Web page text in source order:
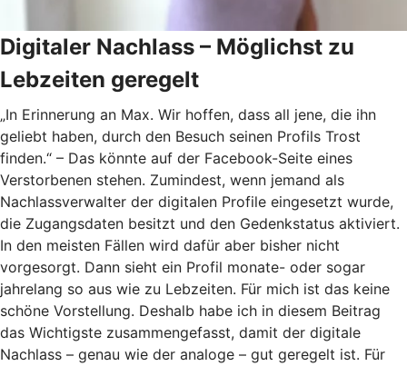
Digitaler Nachlass – Möglichst zu
Lebzeiten geregelt
„In Erinnerung an Max. Wir hoffen, dass all jene, die ihn
geliebt haben, durch den Besuch seinen Profils Trost
finden.“ – Das könnte auf der Facebook-Seite eines
Verstorbenen stehen. Zumindest, wenn jemand als
Nachlassverwalter der digitalen Profile eingesetzt wurde,
die Zugangsdaten besitzt und den Gedenkstatus aktiviert.
In den meisten Fällen wird dafür aber bisher nicht
vorgesorgt. Dann sieht ein Profil monate- oder sogar
jahrelang so aus wie zu Lebzeiten. Für mich ist das keine
schöne Vorstellung. Deshalb habe ich in diesem Beitrag
das Wichtigste zusammengefasst, damit der digitale
Nachlass – genau wie der analoge – gut geregelt ist. Für